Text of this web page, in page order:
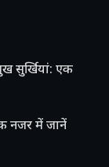
सुर्खियां: एक
नजर में जानें